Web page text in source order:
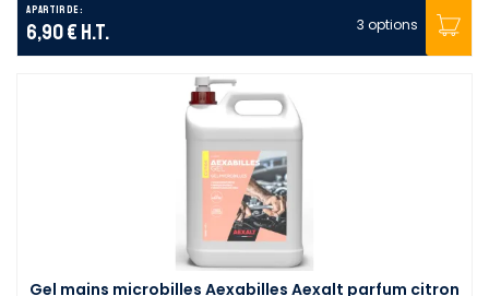
A partir de :
6,90 € H.T. 3 options
Gel mains microbilles Aexabilles Aexalt parfum citron